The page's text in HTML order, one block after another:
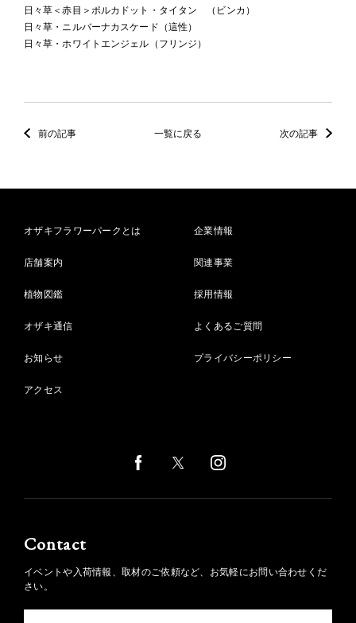
日々草＜赤目＞ポルカドット・タイタン （ビンカ）
日々草・ニルバーナカスケード（這性）
日々草・ホワイトエンジェル（フリンジ）
前の記事 一覧に戻る 次の記事
オザキフラワーパークとは
店舗案内
植物図鑑
オザキ通信
お知らせ
アクセス
企業情報
関連事業
採用情報
よくあるご質問
プライバシーポリシー
Contact
イベントや入荷情報、取材のご依頼など、お気軽にお問い合わせくだ
さい。